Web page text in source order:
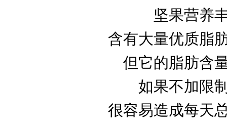
坚果营养
含有大量优质脂
但它的脂肪含
如果不加限
很容易造成每天